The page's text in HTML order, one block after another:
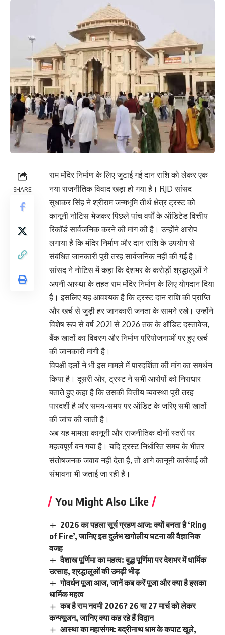
SHARE
राम मंदिर निर्माण के लिए जुटाई गई दान राशि को लेकर एक
नया राजनीतिक विवाद खड़ा हो गया है। RJD सांसद
सुधाकर सिंह ने श्रीराम जन्मभूमि तीर्थ क्षेत्र ट्रस्ट को
कानूनी नोटिस भेजकर पिछले पांच वर्षों के ऑडिटेड वित्तीय
रिकॉर्ड सार्वजनिक करने की मांग की है। उन्होंने आरोप
लगाया है कि मंदिर निर्माण और दान राशि के उपयोग से
संबंधित जानकारी पूरी तरह सार्वजनिक नहीं की गई है।
सांसद ने नोटिस में कहा कि देशभर के करोड़ों श्रद्धालुओं ने
अपनी आस्था के तहत राम मंदिर निर्माण के लिए योगदान दिया
है। इसलिए यह आवश्यक है कि ट्रस्ट दान राशि की प्राप्ति
और खर्च से जुड़ी हर जानकारी जनता के सामने रखे। उन्होंने
विशेष रूप से वर्ष 2021 से 2026 तक के ऑडिट दस्तावेज,
बैंक खातों का विवरण और निर्माण परियोजनाओं पर हुए खर्च
की जानकारी मांगी है।
विपक्षी दलों ने भी इस मामले में पारदर्शिता की मांग का समर्थन
किया है। दूसरी ओर, ट्रस्ट ने सभी आरोपों को निराधार
बताते हुए कहा है कि उसकी वित्तीय व्यवस्था पूरी तरह
पारदर्शी है और समय-समय पर ऑडिट के जरिए सभी खातों
की जांच की जाती है।
अब यह मामला कानूनी और राजनीतिक दोनों स्तरों पर
महत्वपूर्ण बन गया है। यदि ट्रस्ट निर्धारित समय के भीतर
संतोषजनक जवाब नहीं देता है, तो आगे कानूनी कार्रवाई की
संभावना भी जताई जा रही है।
You Might Also Like
2026 का पहला सूर्य ग्रहण आज: क्यों बनता है ‘Ring
of Fire’, जानिए इस दुर्लभ खगोलीय घटना की वैज्ञानिक
वजह
वैशाख पूर्णिमा का महत्व: बुद्ध पूर्णिमा पर देशभर में धार्मिक
उत्साह, श्रद्धालुओं की उमड़ी भीड़
गोवर्धन पूजा आज, जानें कब करें पूजा और क्या है इसका
धार्मिक महत्व
कब है राम नवमी 2026? 26 या 27 मार्च को लेकर
कन्फ्यूजन, जानिए क्या कह रहे हैं विद्वान
आस्था का महासंगम: बद्रीनाथ धाम के कपाट खुले,